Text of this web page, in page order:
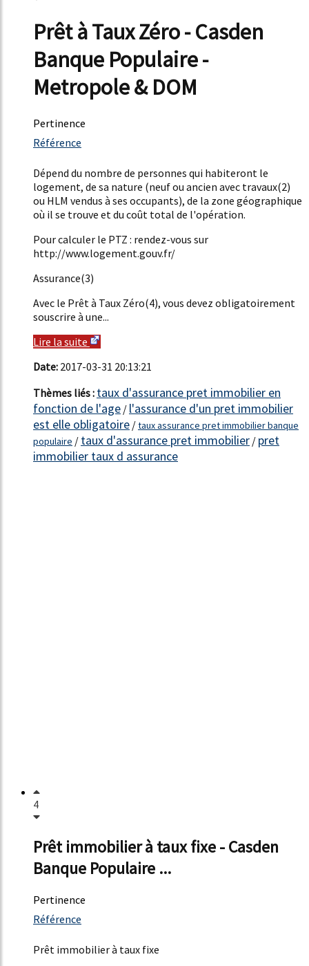
Prêt à Taux Zéro - Casden
Banque Populaire -
Metropole & DOM
Pertinence
3430%
Référence
Dépend du nombre de personnes qui habiteront le
logement, de sa nature (neuf ou ancien avec travaux(2)
ou HLM vendus à ses occupants), de la zone géographique
où il se trouve et du coût total de l'opération.
Pour calculer le PTZ : rendez-vous sur
http://www.logement.gouv.fr/
Assurance(3)
Avec le Prêt à Taux Zéro(4), vous devez obligatoirement
souscrire à une...
Lire la suite
Date: 2017-03-31 20:13:21
Thèmes liés : taux d'assurance pret immobilier en
fonction de l'age / l'assurance d'un pret immobilier
est elle obligatoire /taux assurance pret immobilier banque
populaire / taux d'assurance pret immobilier / pret
immobilier taux d assurance
4
Prêt immobilier à taux fixe - Casden
Banque Populaire ...
Pertinence
4583%
Référence
Prêt immobilier à taux fixe